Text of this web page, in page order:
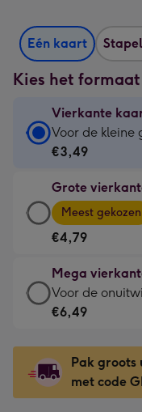
Eén kaart
Kies het formaat
Vierkante
Vierkante
kaart
€3,49
-
Voor
kleine
gelukwens
-
130
x
130
mm
Voor de kleine
€3,49
Grote
Grote
vierkante
kaart
-
€4,79
-
Meest
-
Dimensions:
167
Meest gekozen
€4,79
Mega
Mega
vierkante
-
€6,49
-
Voor de
€6,49
Pak groots
met code